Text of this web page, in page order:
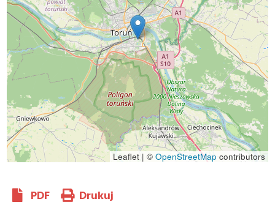
Leaflet | © OpenStreetMap contributors
PDF Drukuj